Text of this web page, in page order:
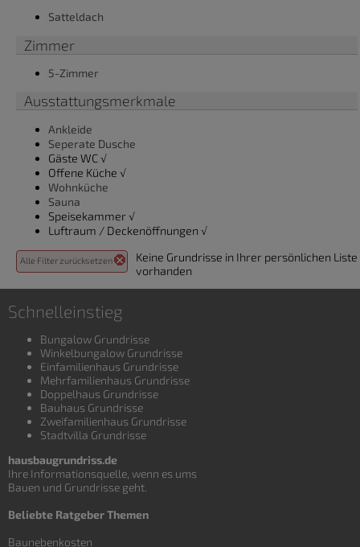
Satteldach
Zimmer
5-Zimmer
Ausstattungsmerkmale
Ankleide
Seperate Dusche
Gäste WC √
Offene Küche √
Wohnküche
Sauna
Speisekammer √
Luftraum / Deckenöffnungen √
Alle Filter zurücksetzen
Keine Grundrisse in Ihrer persönlichen Liste
vorhanden
Schnelleinstieg
Bungalow Grundrisse
Winkelbungalow Grundrisse
Einfamilienhaus Grundrisse
Mehrfamilienhaus Grundrisse
Doppelhaus Grundrisse
Bauhaus Grundrisse
Zweifamilienhaus Grundrisse
Stadtvilla Grundrisse
hausbaugrundriss.de
Ihre Informationsquelle, wenn es ums
Bauen und Grundrisse geht.
Beliebte Ratgeber Themen
Baunebenkosten